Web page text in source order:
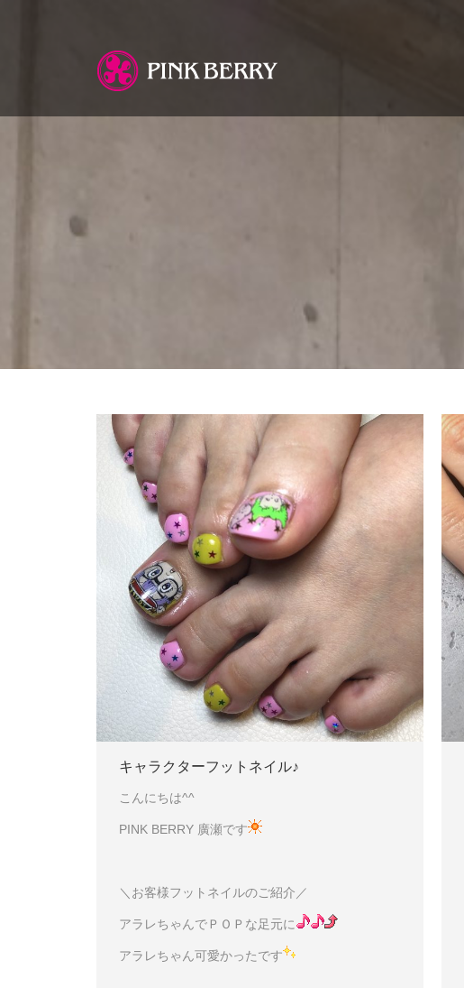
キャラクターフットネイル♪
こんにちは^^
PINK BERRY 廣瀬です
＼お客様フットネイルのご紹介／
アラレちゃんでＰＯＰな足元に
アラレちゃん可愛かったです